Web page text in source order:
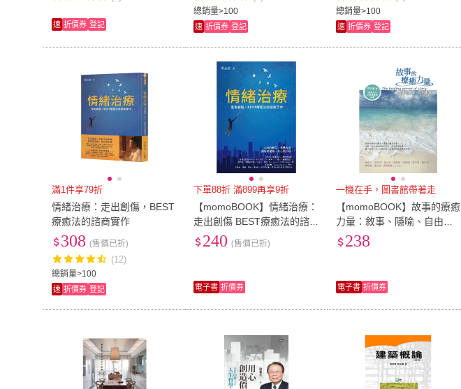
速 折價券 登記
總銷量>100
速 折價券 登記
總銷量>100
速 折價券 登記
滿1件享79折
情緒治療：走出創傷，BEST
療癒法的諮商實作
總銷量>100
308 (售價已折)
(12)
速 折價券 登記
下單88折 滿899再享9折
【momoBOOK】情緒治療：
走出創傷 BEST療癒法的諮
商實作(電子書)
240 (售價已折)
電子書 折價券
一機在手，圖書館帶著走
【momoBOOK】故事的療癒
力量：敘事、隱喻、自由書
寫(電子書)
238
電子書 折價券